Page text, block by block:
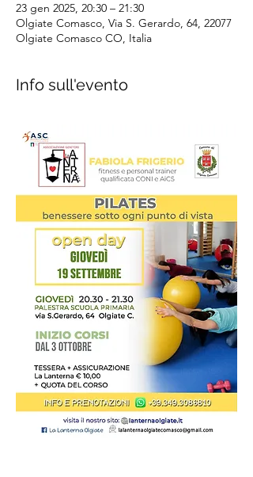
23 gen 2025, 20:30 – 21:30
Olgiate Comasco, Via S. Gerardo, 64, 22077
Olgiate Comasco CO, Italia
Info sull'evento